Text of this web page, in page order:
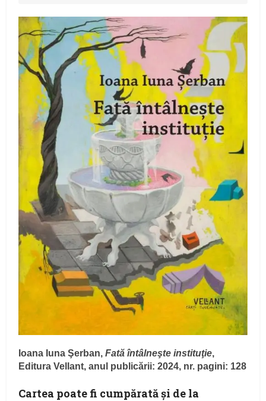
Ioana Iuna Şerban,Fată întâlneşte instituţie,
Editura Vellant, anul publicării: 2024, nr. pagini: 128
Cartea poate fi cumpărată şi de la